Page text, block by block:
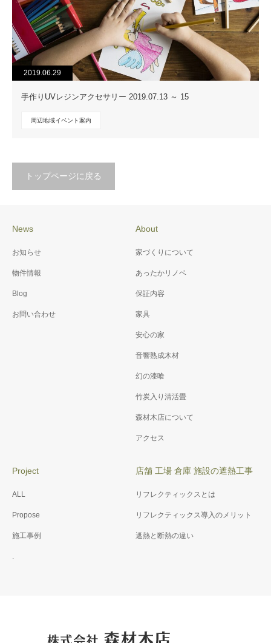
2019.06.29
手作りUVレジンアクセサリー 2019.07.13 ～ 15
周辺地域イベント案内
トップページに戻る
News
お知らせ
物件情報
Blog
お問い合わせ
About
家づくりについて
あったかリノベ
保証内容
家具
安心の家
音響熟成木材
幻の漆喰
竹炭入り清活畳
森材木店について
アクセス
Project
ALL
Propose
施工事例
店舗 工場 倉庫 施設の遮熱工事
リフレクティックスとは
リフレクティックス導入のメリット
遮熱と断熱の違い